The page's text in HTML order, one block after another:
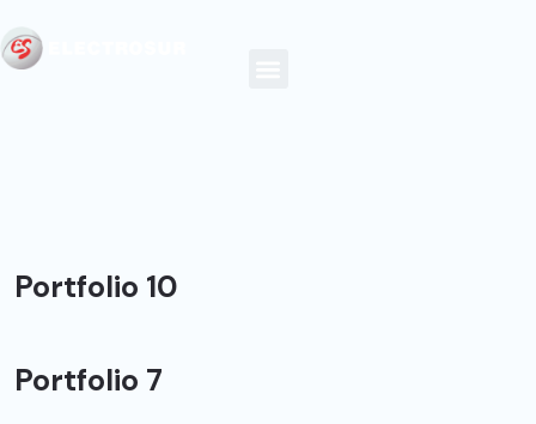
Portfolio 10
Portfolio 7